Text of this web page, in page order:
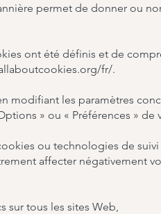
permet de donner ou
ont été définis et de
fr/.
modifiant les paramètres
» ou « Préférences » de
ou technologies de
affecter négativement
tous les sites Web,